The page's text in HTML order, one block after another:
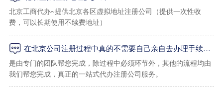
北京工商代办~提供北京各区虚拟地址注册公司（提供一次性收
费，可以长期使用不续费地址）
一：海淀区虚拟地址
1、海淀区上地孵化器小规模地址：2000起/年（工商税务免核查地
址）
在北京公司注册过程中真的不需要自己亲自去办理手续吗？
是由专门的团队帮您完成，除过程中必须环节外，其他的流程均由
我们帮您完成，真正的一站式代办注册公司服务。